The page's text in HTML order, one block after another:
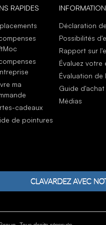
RAPIDES
ma
cadeaux
de pointures
Déclaration
Possibilités
Rapport sur
Évaluez votre
Évaluation de
Guide
Médias